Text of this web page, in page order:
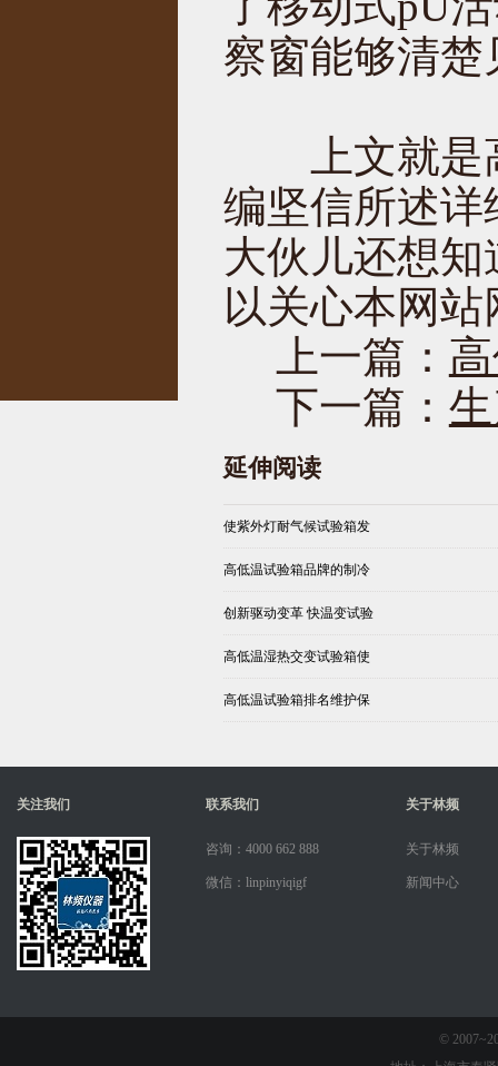
察窗能够清
上文就是高
编坚信所述
大伙儿还想
以关心本网
上一篇：
下一篇：
延伸阅读
使紫外灯耐气候试验箱发
高低温试验箱品牌的制冷
创新驱动变革 快温变试验
高低温湿热交变试验箱使
高低温试验箱排名维护保
关注我们 联系我们
咨询：4000 662 888
微信：linpinyiqigf
关于林频
关于林频
新闻中心
©